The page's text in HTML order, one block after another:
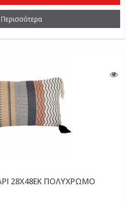
Περισσότερα
28Χ48ΕΚ ΠΟΛΥΧΡΩΜΟ